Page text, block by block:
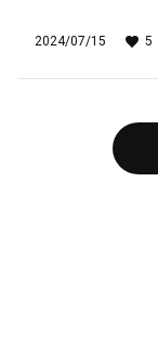
2024/07/15 5